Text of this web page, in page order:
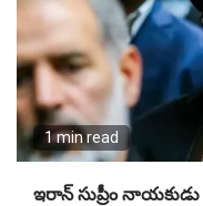
1 min read
ఇరాన్ సుప్రీం